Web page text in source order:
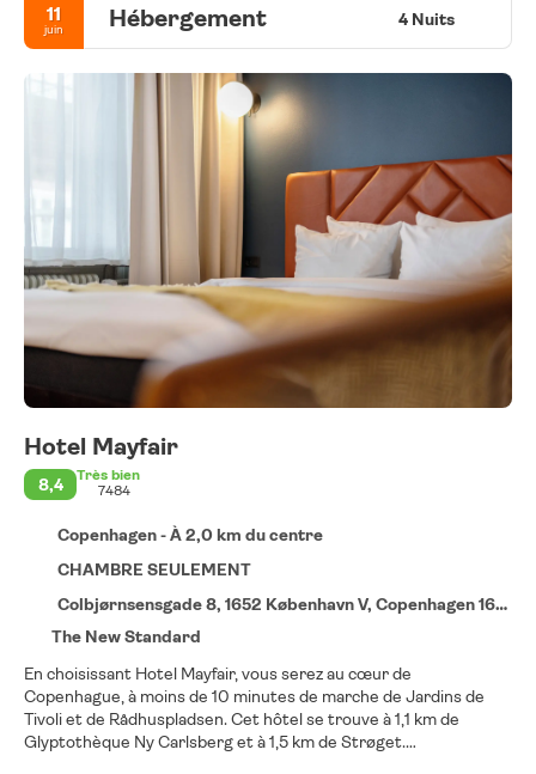
11
juin Hébergement 4 Nuits
Hotel Mayfair
8,4
Très bien
7484
Copenhagen - À 2,0 km du centre
CHAMBRE SEULEMENT
Colbjørnsensgade 8, 1652 København V, Copenhagen 1652
The New Standard
En choisissant Hotel Mayfair, vous serez au cœur de
Copenhague, à moins de 10 minutes de marche de Jardins de
Tivoli et de Rådhuspladsen. Cet hôtel se trouve à 1,1 km de
Glyptothèque Ny Carlsberg et à 1,5 km de Strøget.